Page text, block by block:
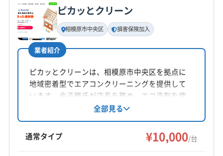
基本情報
代表者名
目黒美貴
所在地
神奈川県相模原市南区
対応地域
相模原市南区 相模原市緑区
伊勢原市
横須賀市 横浜市旭区
横浜市磯子区
横浜市栄区
横浜市戸塚区
横浜市港南区
ピカッとクリーン
相模原市中央区 損害保険加入
業者紹介
ピカッとクリーンは、相模原市中央区を拠点に
地域密着型でエアコンクリーニングを提供して
います。金子勝氏が店長を務め、エコ洗剤を使
用し、消臭抗菌コートを無料サービス。損害保
険加入済みで、土日祝日対応や営業時間外の相
談も可能です。丁寧な作業と顧客第一の姿勢
で、エアコン内部の汚れを徹底洗浄します。
全部見る
通常タイプ ¥10,000/台